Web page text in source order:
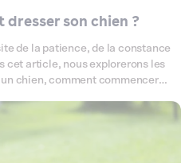
son chien ?
de la patience, de la constance
cet article, nous explorerons les
chien, comment commencer
aux questions courantes